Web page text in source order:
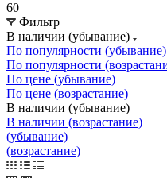
60
Фильтр
В наличии (убывание)
По популярности (убывание)
По популярности
По цене (убывание)
По цене (возрастание)
В наличии (убывание)
В наличии (возрастание)
(убывание)
(возрастание)